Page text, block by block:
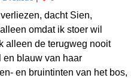
dacht Sien,
omdat ik stoer wil
alleen de terugweg nooit
en blauw van haar
en bruintinten van het bos,